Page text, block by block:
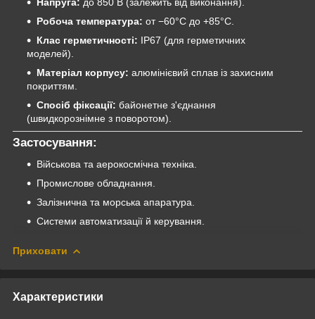
Напруга: до 850 В (залежить від виконання).
Робоча температура: от −60°C до +85°C.
Клас герметичності: IP67 (для герметичних
моделей).
Матеріал корпусу: алюмінієвий сплав із захисним
покриттям.
Спосіб фіксації: байонетне з'єднання
(швидкорознімне з поворотом).
Застосування:
Військова та аерокосмічна техніка.
Промислове обладнання.
Залізнична та морська апаратура.
Системи автоматизації й керування.
Приховати
Характеристики